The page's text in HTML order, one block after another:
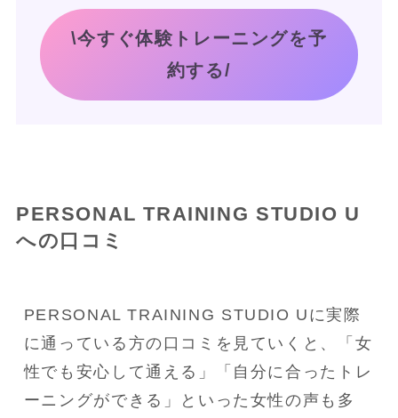
\今すぐ体験トレーニングを予
約する/
PERSONAL TRAINING STUDIO U
への口コミ
PERSONAL TRAINING STUDIO Uに実際
に通っている方の口コミを見ていくと、「女
性でも安心して通える」「自分に合ったトレ
ーニングができる」といった女性の声も多